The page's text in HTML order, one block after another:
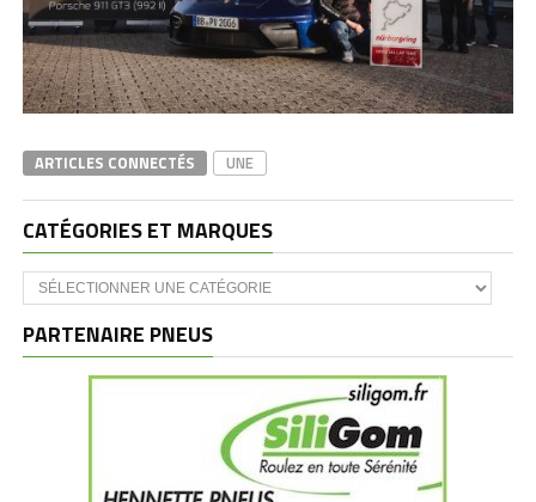
ARTICLES CONNECTÉS UNE
CATÉGORIES ET MARQUES
Catégories
et
PARTENAIRE PNEUS